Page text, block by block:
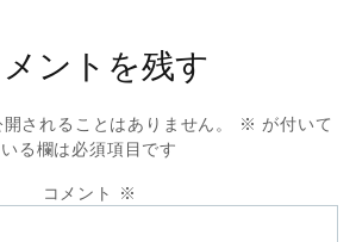
ントを残す
されることはありません。 ※ が付いて
いる欄は必須項目です
コメント ※